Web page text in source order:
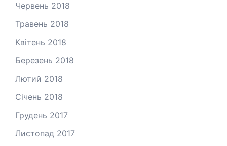
Червень 2018
Травень 2018
Квітень 2018
Березень 2018
Лютий 2018
Січень 2018
Грудень 2017
Листопад 2017